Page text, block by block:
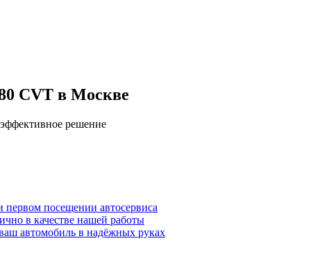
CVT в Москве
решение
первом посещении автосервиса
в качестве нашей работы
автомобиль в надёжных руках